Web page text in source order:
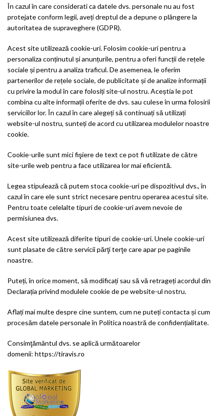
În cazul în care considerati ca datele dvs. personale nu au fost
protejate conform legii, aveți dreptul de a depune o plângere la
autoritatea de supraveghere (GDPR).
Acest site utilizează cookie-uri. Folosim cookie-uri pentru a
personaliza conținutul și anunțurile, pentru a oferi funcții de rețele
sociale și pentru a analiza traficul. De asemenea, le oferim
partenerilor de rețele sociale, de publicitate și de analize informații
cu privire la modul în care folosiți site-ul nostru. Aceștia le pot
combina cu alte informații oferite de dvs. sau culese în urma folosirii
serviciilor lor. În cazul în care alegeți să continuați să utilizați
website-ul nostru, sunteți de acord cu utilizarea modulelor noastre
cookie.
Cookie-urile sunt mici fişiere de text ce pot fi utilizate de către
site-urile web pentru a face utilizarea lor mai eficientă.
Legea stipulează că putem stoca cookie-uri pe dispozitivul dvs., în
cazul în care ele sunt strict necesare pentru operarea acestui site.
Pentru toate celelalte tipuri de cookie-uri avem nevoie de
permisiunea dvs.
Acest site utilizează diferite tipuri de cookie-uri. Unele cookie-uri
sunt plasate de către servicii părţi terţe care apar pe paginile
noastre.
Puteți, în orice moment, să modificați sau să vă retrageți acordul din
Declarația privind modulele cookie de pe website-ul nostru.
Aflați mai multe despre cine suntem, cum ne puteți contacta și cum
procesăm datele personale în Politica noastră de confidențialitate.
Consimţământul dvs. se aplică următoarelor
domenii: https://tiravis.ro